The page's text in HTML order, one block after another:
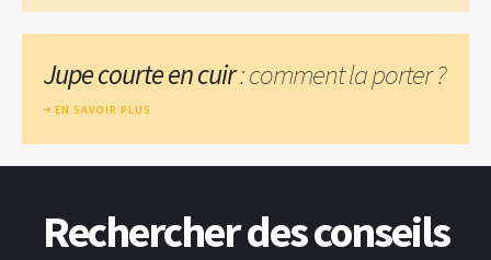
Jupe courte en cuir: comment la porter ?
EN SAVOIR PLUS
Rechercher des conseils